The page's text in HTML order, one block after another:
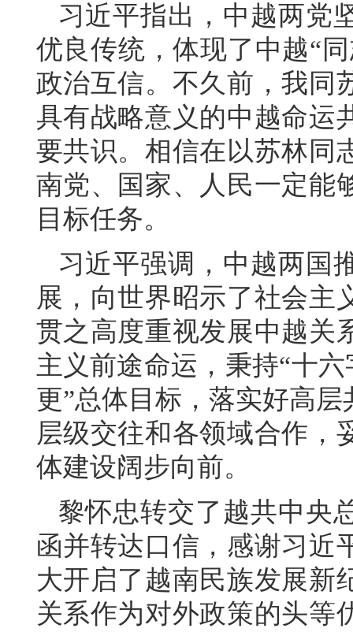
习近平指出，中越两党
优良传统，体现了中越“
政治互信。不久前，我同
具有战略意义的中越命运
要共识。相信在以苏林同
南党、国家、人民一定能
目标任务。
习近平强调，中越两国
展，向世界昭示了社会主
贯之高度重视发展中越关
主义前途命运，秉持“十
更”总体目标，落实好高
层级交往和各领域合作，
体建设阔步向前。
黎怀忠转交了越共中央
函并转达口信，感谢习近
大开启了越南民族发展新
关系作为对外政策的头等